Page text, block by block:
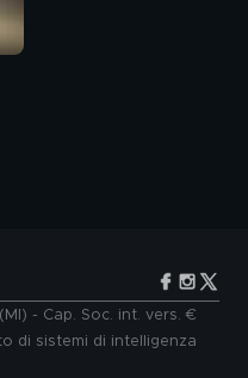
- Cap. Soc. int. vers. €
di sistemi di intelligenza